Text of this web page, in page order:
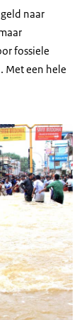
naar
fossiele
Met een hele